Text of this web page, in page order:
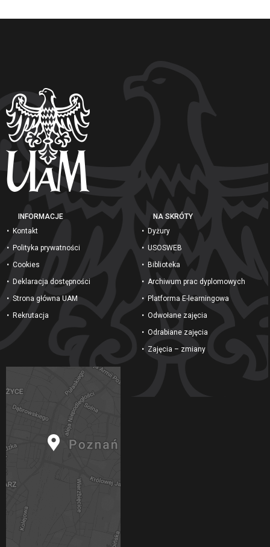
INFORMACJE
Kontakt
Polityka prywatności
Cookies
Deklaracja dostępności
Strona główna UAM
Rekrutacja
NA SKRÓTY
Dyżury
USOSWEB
Biblioteka
Archiwum prac dyplomowych
Platforma E-learningowa
Odwołane zajęcia
Odrabiane zajęcia
Zajęcia – zmiany